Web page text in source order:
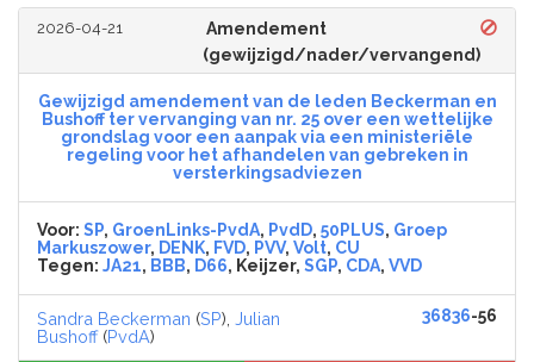
2026-04-21
Amendement
(gewijzigd/nader/vervangend)
Gewijzigd amendement van de leden Beckerman en
Bushoff ter vervanging van nr. 25 over een wettelijke
grondslag voor een aanpak via een ministeriële
regeling voor het afhandelen van gebreken in
versterkingsadviezen
Voor: SP, GroenLinks-PvdA, PvdD, 50PLUS, Groep
Markuszower, DENK, FVD, PVV, Volt, CU
Tegen: JA21, BBB, D66, Keijzer, SGP, CDA, VVD
Sandra Beckerman (SP), Julian
Bushoff(PvdA)
36836-56